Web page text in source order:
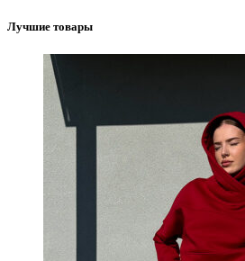
Лучшие товары